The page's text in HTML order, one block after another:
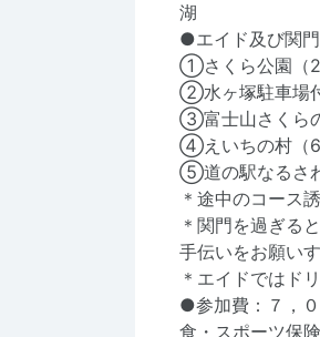
湖
●エイド及び関
①さくら公園（
②水ヶ塚駐車場
③富士山さくら
④えいちの村（
⑤道の駅なるさ
＊途中のコース
＊関門を過ぎる
手伝いをお願い
＊エイドではド
●参加費：７，
食・スポーツ保